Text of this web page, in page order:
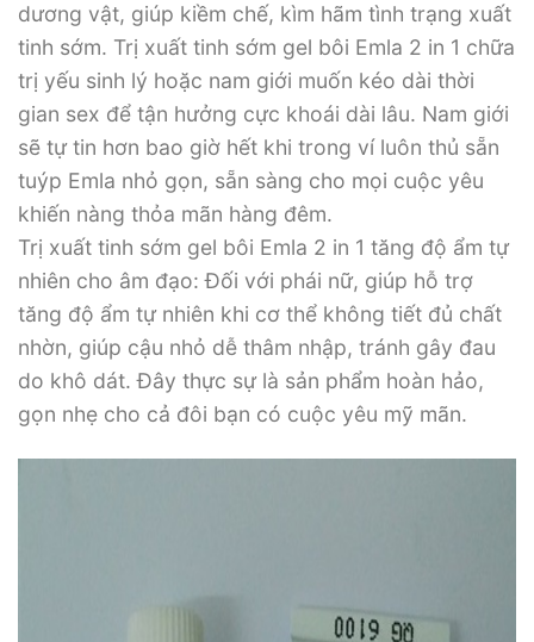
dương vật, giúp kiềm chế, kìm hãm tình trạng xuất
tinh sớm. Trị xuất tinh sớm gel bôi Emla 2 in 1 chữa
trị yếu sinh lý hoặc nam giới muốn kéo dài thời
gian sex để tận hưởng cực khoái dài lâu. Nam giới
sẽ tự tin hơn bao giờ hết khi trong ví luôn thủ sẵn
tuýp Emla nhỏ gọn, sẵn sàng cho mọi cuộc yêu
khiến nàng thỏa mãn hàng đêm.
Trị xuất tinh sớm gel bôi Emla 2 in 1 tăng độ ẩm tự
nhiên cho âm đạo: Đối với phái nữ, giúp hỗ trợ
tăng độ ẩm tự nhiên khi cơ thể không tiết đủ chất
nhờn, giúp cậu nhỏ dễ thâm nhập, tránh gây đau
do khô dát. Đây thực sự là sản phẩm hoàn hảo,
gọn nhẹ cho cả đôi bạn có cuộc yêu mỹ mãn.